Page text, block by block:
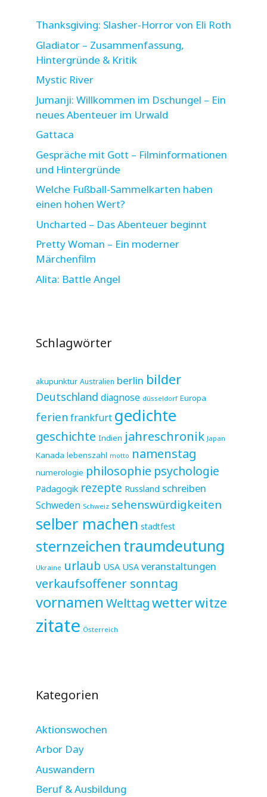
Thanksgiving: Slasher-Horror von Eli Roth
Gladiator – Zusammenfassung,
Hintergründe & Kritik
Mystic River
Jumanji: Willkommen im Dschungel – Ein
neues Abenteuer im Urwald
Gattaca
Gespräche mit Gott – Filminformationen
und Hintergründe
Welche Fußball-Sammelkarten haben
einen hohen Wert?
Uncharted – Das Abenteuer beginnt
Pretty Woman – Ein moderner
Märchenfilm
Alita: Battle Angel
Schlagwörter
akupunktur Australien berlin bilder
Deutschland diagnose düsseldorf Europa
ferien frankfurt gedichte
geschichte Indien jahreschronik Japan
Kanada lebenszahl motto namenstag
numerologie philosophie psychologie
Pädagogik rezepte Russland schreiben
Schweden Schweiz sehenswürdigkeiten
selber machen stadtfest
sternzeichen traumdeutung
Ukraine urlaub USA USA veranstaltungen
verkaufsoffener sonntag
vornamen Welttagwetterwitze
zitate Österreich
Kategorien
Aktionswochen
Arbor Day
Auswandern
Beruf & Ausbildung